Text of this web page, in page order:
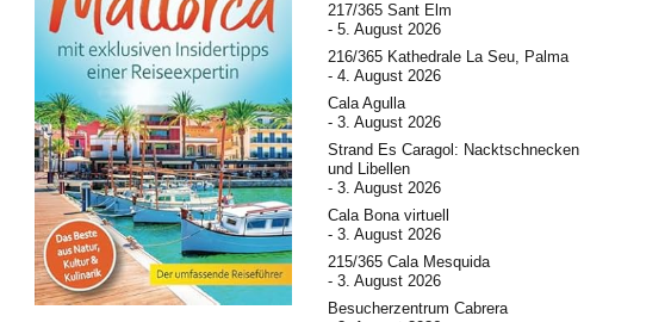
217/365 Sant Elm
5. August 2026
216/365 Kathedrale La Seu, Palma
4. August 2026
Cala Agulla
3. August 2026
Strand Es Caragol: Nacktschnecken
und Libellen
3. August 2026
Cala Bona virtuell
3. August 2026
215/365 Cala Mesquida
3. August 2026
Besucherzentrum Cabrera